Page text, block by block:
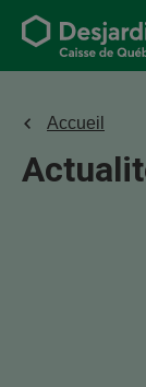
Accueil